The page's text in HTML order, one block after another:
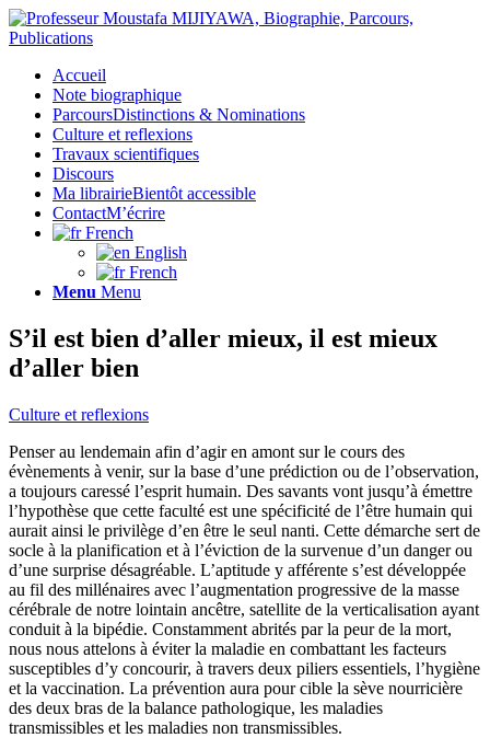
Accueil
Note biographique
ParcoursDistinctions & Nominations
Culture et reflexions
Travaux scientifiques
Discours
Ma librairieBientôt accessible
ContactM’écrire
French
English
French
Menu Menu
S’il est bien d’aller mieux, il est mieux
d’aller bien
Culture et reflexions
Penser au lendemain afin d’agir en amont sur le cours des
évènements à venir, sur la base d’une prédiction ou de l’observation,
a toujours caressé l’esprit humain. Des savants vont jusqu’à émettre
l’hypothèse que cette faculté est une spécificité de l’être humain qui
aurait ainsi le privilège d’en être le seul nanti. Cette démarche sert de
socle à la planification et à l’éviction de la survenue d’un danger ou
d’une surprise désagréable. L’aptitude y afférente s’est développée
au fil des millénaires avec l’augmentation progressive de la masse
cérébrale de notre lointain ancêtre, satellite de la verticalisation ayant
conduit à la bipédie. Constamment abrités par la peur de la mort,
nous nous attelons à éviter la maladie en combattant les facteurs
susceptibles d’y concourir, à travers deux piliers essentiels, l’hygiène
et la vaccination. La prévention aura pour cible la sève nourricière
des deux bras de la balance pathologique, les maladies
transmissibles et les maladies non transmissibles.